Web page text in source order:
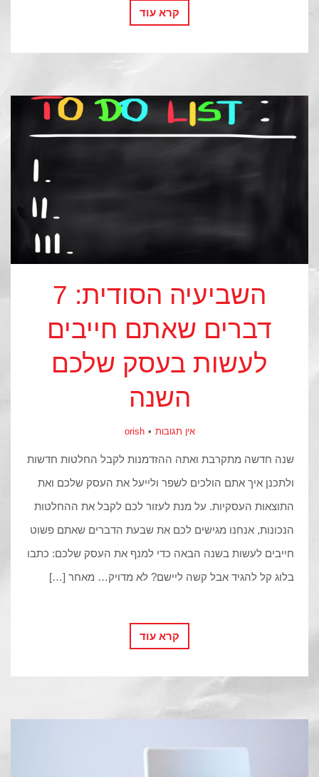
קרא עוד
השביעיה הסודית: 7
דברים שאתם חייבים
לעשות בעסק שלכם
השנה
אין תגובות orish
שנה חדשה מתקרבת ואתה ההזדמנות לקבל החלטות חדשות
ולתכנן איך אתם הולכים לשפר ולייעל את העסק שלכם ואת
התוצאות העסקיות. על מנת לעזור לכם לקבל את ההחלטות
הנכונות, אנחנו מגישים לכם את שבעת הדברים שאתם פשוט
חייבים לעשות בשנה הבאה כדי למנף את העסק שלכם: כתבו
בלוג קל להגיד אבל קשה ליישם? לא מדויק… מאחר […]
קרא עוד